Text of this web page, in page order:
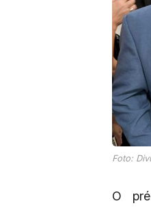
Foto:
O